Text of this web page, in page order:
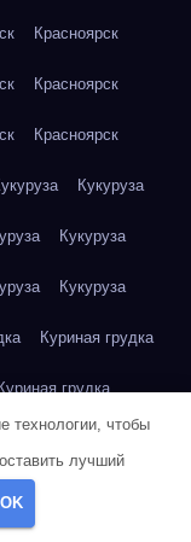
Красноярск
Красноярск
Красноярск
Кукуруза
Кукуруза
Кукуруза
Куриная грудка
грудка
технологии, чтобы
лучший
OK